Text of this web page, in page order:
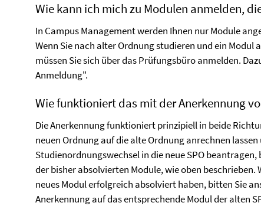
Wie kann ich mich zu Modulen anmelden,
In Campus Management werden Ihnen nur Module
Wenn Sie nach alter Ordnung studieren und ein Modul
müssen Sie sich über das Prüfungsbüro anmelden.
Anmeldung".
Wie funktioniert das mit der Anerkennung
Die Anerkennung funktioniert prinzipiell in beide
neuen Ordnung auf die alte Ordnung anrechnen
Studienordnungswechsel in die neue SPO
der bisher absolvierten Module, wie oben beschrieben.
neues Modul erfolgreich absolviert haben, bitten Sie
Anerkennung auf das entsprechende Modul der alten